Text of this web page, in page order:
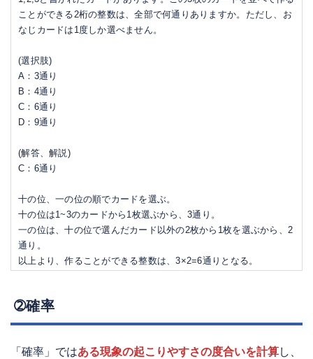
ことができる2桁の整数は、全部で何通りありますか。ただし、お
なじカードは1度しか選べません。
(選択肢)
A：3通り
B：4通り
C：6通り
D：9通り
(解答、解説)
C：6通り
十の位、一の位の順でカードを選ぶ。
十の位は1~3のカードから1枚選ぶから、3通り。
一の位は、十の位で選んだカード以外の2枚から1枚を選ぶから、2
通り。
以上より、作ることができる整数は、3×2=6通りとなる。
➁確率
「確率」ではある現象の起こりやすさの度合いを計算し、